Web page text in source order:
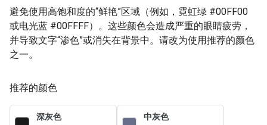
避免使用高饱和度的“鲜艳”区域（例如，霓虹绿 #00FF00
或电光蓝 #00FFFF）。这些颜色会造成严重的眼睛疲劳，
并导致文字“渗色”或消失在背景中。请改为使用推荐的颜色
之一。
推荐的颜色
深灰色 中灰色